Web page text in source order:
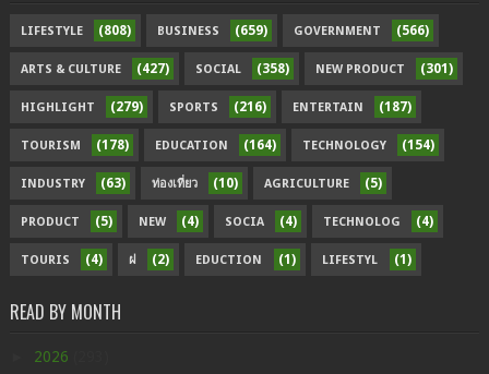
LIFESTYLE (808) BUSINESS (659) GOVERNMENT (566)
ARTS & CULTURE (427) SOCIAL (358) NEW PRODUCT (301)
HIGHLIGHT (279) SPORTS (216) ENTERTAIN (187)
TOURISM (178) EDUCATION (164) TECHNOLOGY (154)
INDUSTRY (63) ท่องเที่ยว (10) AGRICULTURE (5)
PRODUCT (5) NEW (4) SOCIA (4) TECHNOLOG (4)
TOURIS (4) ฝ (2) EDUCTION (1) LIFESTYL (1)
READ BY MONTH
2026